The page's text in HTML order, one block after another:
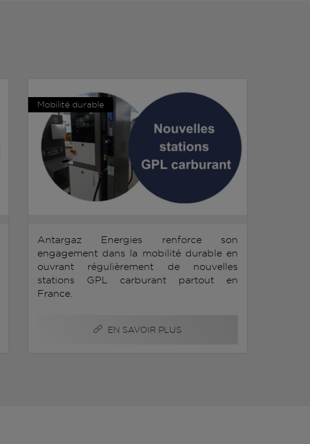
Mobilité durable
Antargaz Energies renforce son
engagement dans la mobilité durable en
ouvrant régulièrement de nouvelles
stations GPL carburant partout en
France.
EN SAVOIR PLUS